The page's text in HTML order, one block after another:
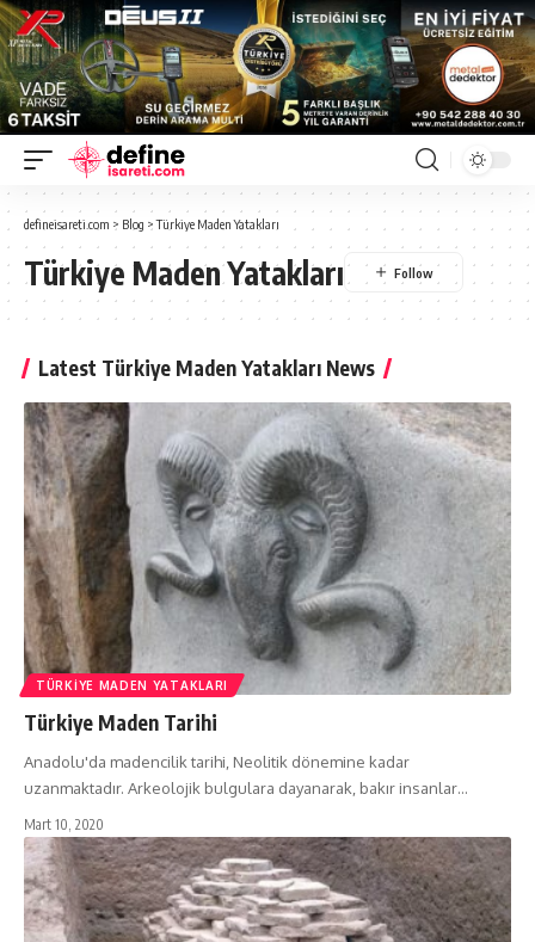
defineisareti.com > Blog >Türkiye Maden Yatakları
Türkiye Maden Yatakları
Latest Türkiye Maden Yatakları News
TÜRKIYE MADEN YATAKLARI
Türkiye Maden Tarihi
Anadolu'da madencilik tarihi, Neolitik dönemine kadar
uzanmaktadır. Arkeolojik bulgulara dayanarak, bakır insanlar…
Mart 10, 2020